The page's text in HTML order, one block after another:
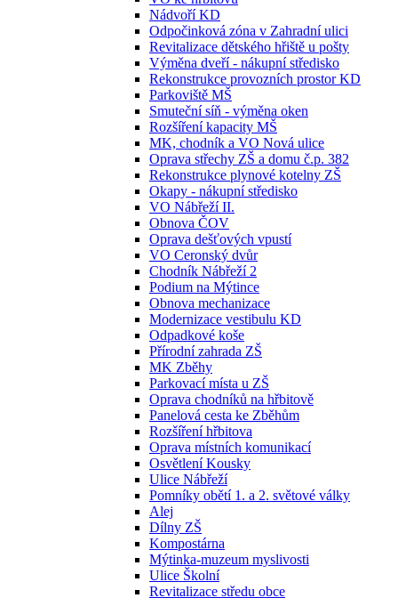
Nádvoří KD
Odpočinková zóna v Zahradní ulici
Revitalizace dětského hřiště u pošty
Výměna dveří - nákupní středisko
Rekonstrukce provozních prostor KD
Parkoviště MŠ
Smuteční síň - výměna oken
Rozšíření kapacity MŠ
MK, chodník a VO Nová ulice
Oprava střechy ZŠ a domu č.p. 382
Rekonstrukce plynové kotelny ZŠ
Okapy - nákupní středisko
VO Nábřeží II.
Obnova ČOV
Oprava dešťových vpustí
VO Ceronský dvůr
Chodník Nábřeží 2
Podium na Mýtince
Obnova mechanizace
Modernizace vestibulu KD
Odpadkové koše
Přírodní zahrada ZŠ
MK Zběhy
Parkovací místa u ZŠ
Oprava chodníků na hřbitově
Panelová cesta ke Zběhům
Rozšíření hřbitova
Oprava místních komunikací
Osvětlení Kousky
Ulice Nábřeží
Pomníky obětí 1. a 2. světové války
Alej
Dílny ZŠ
Kompostárna
Mýtinka-muzeum myslivosti
Ulice Školní
Revitalizace středu obce